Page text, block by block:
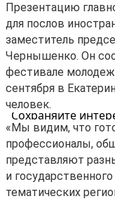
Избранное
Сохраняйте
вернуться к ним
Перейти в
Презентацию
для послов
заместитель
Чернышенко. Он
фестивале
сентября в
человек.
«Мы видим, что
профессионалы,
представляют
и
тематических